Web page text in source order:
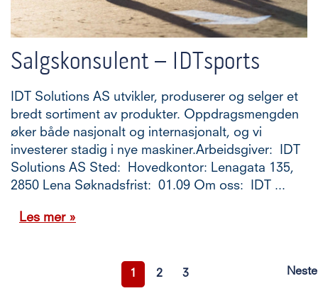
Salgskonsulent – IDTsports
IDT Solutions AS utvikler, produserer og selger et
bredt sortiment av produkter. Oppdragsmengden
øker både nasjonalt og internasjonalt, og vi
investerer stadig i nye maskiner.Arbeidsgiver: IDT
Solutions AS Sted: Hovedkontor: Lenagata 135,
2850 Lena Søknadsfrist: 01.09 Om oss: IDT ...
Les mer »
Side
You're
currently
1 Side
2 Side
3 Neste